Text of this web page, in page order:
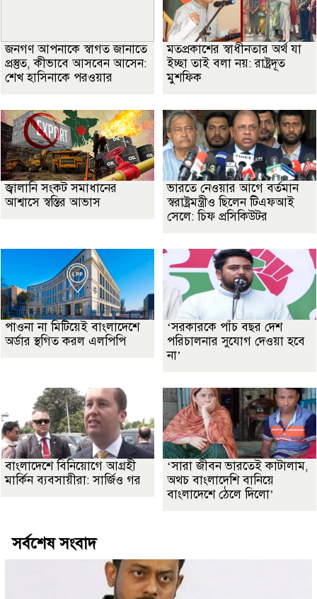
জনগণ আপনাকে স্বাগত জানাতে
প্রস্তুত, কীভাবে আসবেন আসেন:
শেখ হাসিনাকে পরওয়ার
মতপ্রকাশের স্বাধীনতার অর্থ যা
ইচ্ছা তাই বলা নয়: রাষ্ট্রদূত
মুশফিক
জ্বালানি সংকট সমাধানের
আশ্বাসে স্বস্তির আভাস
ভারতে নেওয়ার আগে বর্তমান
স্বরাষ্ট্রমন্ত্রীও ছিলেন টিএফআই
সেলে: চিফ প্রসিকিউটর
পাওনা না মিটিয়েই বাংলাদেশে
অর্ডার স্থগিত করল এলপিপি
‘সরকারকে পাঁচ বছর দেশ
পরিচালনার সুযোগ দেওয়া হবে
না’
বাংলাদেশে বিনিয়োগে আগ্রহী
মার্কিন ব্যবসায়ীরা: সার্জিও গর
‘সারা জীবন ভারতেই কাটালাম,
অথচ বাংলাদেশি বানিয়ে
বাংলাদেশে ঠেলে দিলো’
সর্বশেষ সংবাদ